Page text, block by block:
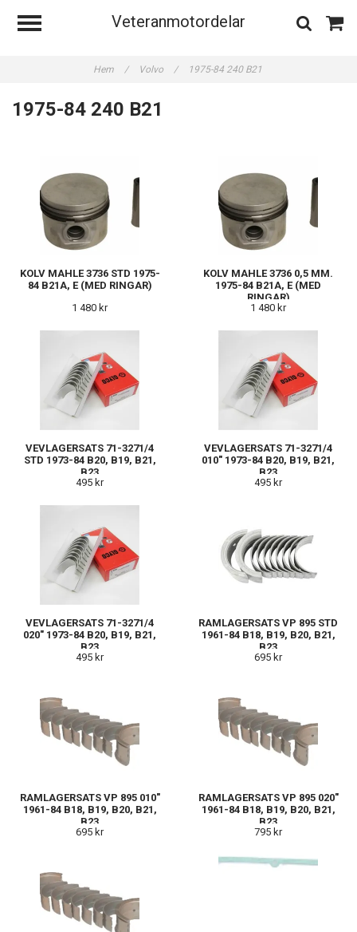
Veteranmotordelar
Hem / Volvo / 1975-84 240 B21
1975-84 240 B21
KOLV MAHLE 3736 STD 1975-
84 B21A, E (MED RINGAR)
1 480 kr
KOLV MAHLE 3736 0,5 MM.
1975-84 B21A, E (MED
RINGAR)
1 480 kr
VEVLAGERSATS 71-3271/4
STD 1973-84 B20, B19, B21,
B23
495 kr
VEVLAGERSATS 71-3271/4
010" 1973-84 B20, B19, B21,
B23
495 kr
VEVLAGERSATS 71-3271/4
020" 1973-84 B20, B19, B21,
B23
495 kr
RAMLAGERSATS VP 895 STD
1961-84 B18, B19, B20, B21,
B23
695 kr
RAMLAGERSATS VP 895 010"
1961-84 B18, B19, B20, B21,
B23
695 kr
RAMLAGERSATS VP 895 020"
1961-84 B18, B19, B20, B21,
B23
795 kr